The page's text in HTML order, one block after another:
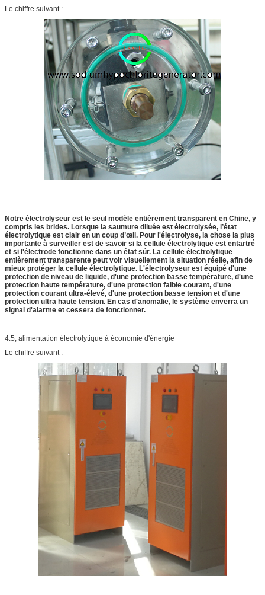
Le chiffre suivant :
Notre électrolyseur est le seul modèle entièrement transparent en Chine, y
compris les brides. Lorsque la saumure diluée est électrolysée, l’état
électrolytique est clair en un coup d’œil. Pour l'électrolyse, la chose la plus
importante à surveiller est de savoir si la cellule électrolytique est entartré
et si l'électrode fonctionne dans un état sûr. La cellule électrolytique
entièrement transparente peut voir visuellement la situation réelle, afin de
mieux protéger la cellule électrolytique. L'électrolyseur est équipé d'une
protection de niveau de liquide, d'une protection basse température, d'une
protection haute température, d'une protection faible courant, d'une
protection courant ultra-élevé, d'une protection basse tension et d'une
protection ultra haute tension. En cas d'anomalie, le système enverra un
signal d'alarme et cessera de fonctionner.
4.5, alimentation électrolytique à économie d'énergie
Le chiffre suivant :